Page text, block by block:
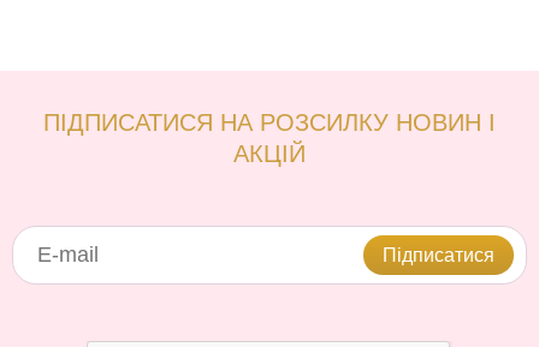
ПІДПИСАТИСЯ НА РОЗСИЛКУ НОВИН І
АКЦІЙ
Підписатися